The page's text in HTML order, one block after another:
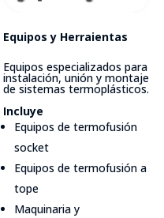
Equipos y Herraientas
Equipos especializados para
instalación, unión y montaje
de sistemas termoplásticos.
Incluye
Equipos de termofusión
socket
Equipos de termofusión a
tope
Maquinaria y